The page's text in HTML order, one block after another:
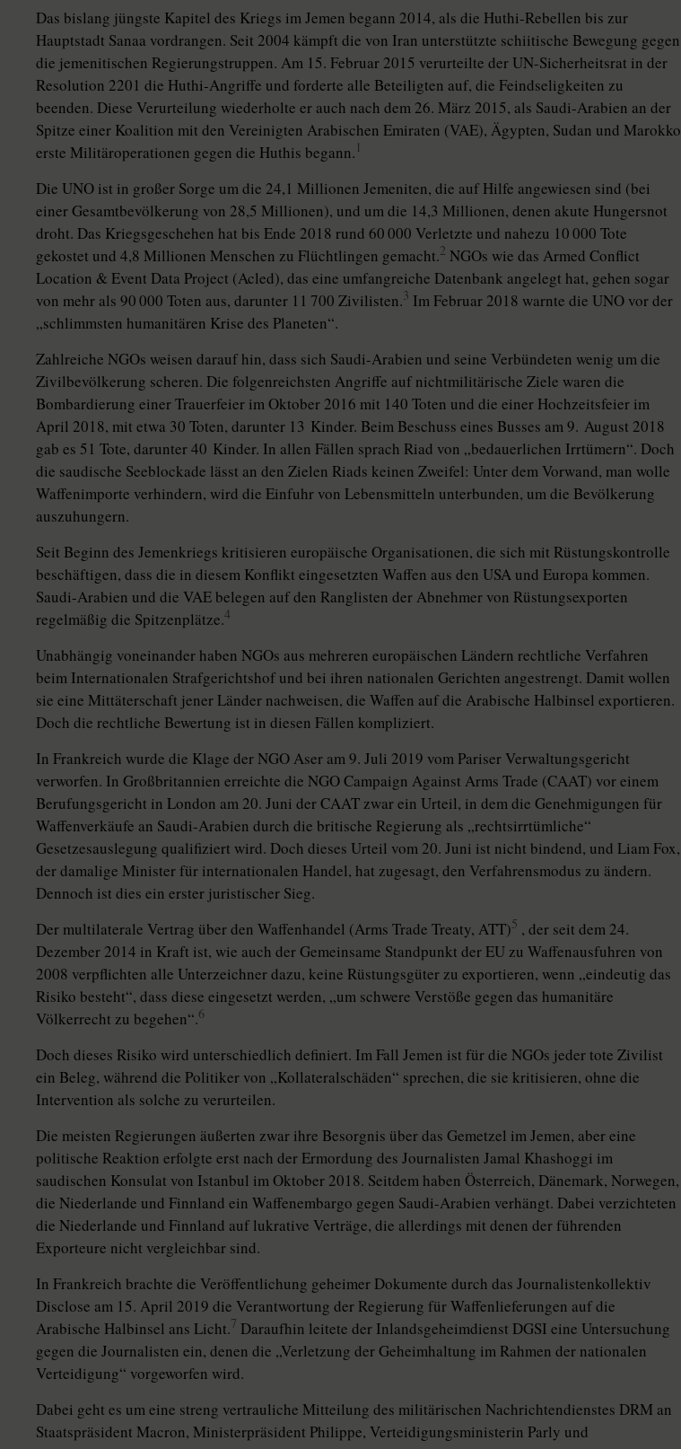
Das bislang jüngste Kapitel des Kriegs im Jemen begann 2014, als die Huthi-Rebellen bis zur
Hauptstadt Sanaa vordrangen. Seit 2004 kämpft die von Iran unterstützte schiitische Bewegung gegen
die jemenitischen Regierungstruppen. Am 15. Februar 2015 verurteilte der UN-Sicherheitsrat in der
Resolution 2201 die Huthi-Angriffe und forderte alle Beteiligten auf, die Feindseligkeiten zu
beenden. Diese Verurteilung wiederholte er auch nach dem 26. März 2015, als Saudi-Arabien an der
Spitze einer Koalition mit den Vereinigten Arabischen Emiraten (VAE), Ägypten, Sudan und Marokko
erste Militäroperationen gegen die Huthis begann. 1
Die UNO ist in großer Sorge um die 24,1 Millionen Jemeniten, die auf Hilfe angewiesen sind (bei
einer Gesamtbevölkerung von 28,5 Millionen), und um die 14,3 Millionen, denen akute Hungersnot
droht. Das Kriegsgeschehen hat bis Ende 2018 rund 60 000 Verletzte und nahezu 10 000 Tote
gekostet und 4,8 Millionen Menschen zu Flüchtlingen gemacht.2 NGOs wie das Armed Conflict
Location & Event Data Project (Acled), das eine umfangreiche Datenbank angelegt hat, gehen sogar
von mehr als 90 000 Toten aus, darunter 11 700 Zivilisten.3 Im Februar 2018 warnte die UNO vor der
„schlimmsten humanitären Krise des Planeten“.
Zahlreiche NGOs weisen darauf hin, dass sich Saudi-Arabien und seine Verbündeten wenig um die
Zivilbevölkerung scheren. Die folgenreichsten Angriffe auf nichtmilitärische Ziele waren die
Bombardierung einer Trauerfeier im Oktober 2016 mit 140 Toten und die einer Hochzeitsfeier im
April 2018, mit etwa 30 Toten, darunter 13 Kinder. Beim Beschuss eines Busses am 9. August 2018
gab es 51 Tote, darunter 40 Kin­der. In allen Fällen sprach Riad von „bedauerlichen Irrtümern“. Doch
die saudische Seeblockade lässt an den Zielen Riads keinen Zweifel: Unter dem Vorwand, man wolle
Waffenimporte verhindern, wird die Einfuhr von Lebensmitteln unterbunden, um die Bevölkerung
auszuhungern.
Seit Beginn des Jemenkriegs kritisieren europäische Organisationen, die sich mit Rüstungskontrolle
beschäftigen, dass die in diesem Konflikt eingesetzten Waffen aus den USA und Europa kommen.
Saudi-Arabien und die VAE belegen auf den Ranglisten der Abnehmer von Rüstungsexporten
regelmäßig die Spitzenplätze.4
Unabhängig voneinander haben NGOs aus mehreren europäischen Ländern rechtliche Verfahren
beim Internationalen Strafgerichtshof und bei ihren nationalen Gerichten angestrengt. Damit wollen
sie eine Mittäterschaft jener Länder nachweisen, die Waffen auf die Arabische Halbinsel exportieren.
Doch die rechtliche Bewertung ist in diesen Fällen kompliziert.
In Frankreich wurde die Klage der NGO Aser am 9. Juli 2019 vom Pariser Verwaltungsgericht
verworfen. In Großbritannien erreichte die NGO Campaign Against Arms Trade (CAAT) vor einem
Berufungsgericht in London am 20. Juni der CAAT zwar ein Urteil, in dem die Genehmigungen für
Waffenverkäufe an Saudi-Arabien durch die britische Regierung als „rechtsirrtümliche“
Gesetzesauslegung qualifiziert wird. Doch dieses Urteil vom 20. Juni ist nicht bindend, und Liam Fox,
der damalige Minister für internationalen Handel, hat zugesagt, den Verfahrensmodus zu ändern.
Dennoch ist dies ein erster juristischer Sieg.
Der multilaterale Vertrag über den Waffenhandel (Arms Trade Treaty, ATT)5 , der seit dem 24.
Dezember 2014 in Kraft ist, wie auch der Gemeinsame Standpunkt der EU zu Waffenausfuhren von
2008 verpflichten alle Unterzeichner dazu, keine Rüstungsgüter zu exportieren, wenn „eindeutig das
Risiko besteht“, dass diese eingesetzt werden, „um schwere Verstöße gegen das humanitäre
Völkerrecht zu begehen“.6
Doch dieses Risiko wird unterschiedlich definiert. Im Fall Jemen ist für die NGOs jeder tote Zivilist
ein Beleg, während die Politiker von „Kollateralschäden“ sprechen, die sie kritisieren, ohne die
Intervention als solche zu verurteilen.
Die meisten Regierungen äußerten zwar ihre Besorgnis über das Gemetzel im Jemen, aber eine
politische Reak­tion erfolgte erst nach der Ermordung des Journalisten Jamal Khashoggi im
saudischen Konsulat von Istanbul im Oktober 2018. Seitdem haben Österreich, Dänemark, Norwegen,
die Niederlande und Finnland ein Waffenembargo gegen Saudi-Arabien verhängt. Dabei verzichteten
die Niederlande und Finnland auf lukrative Verträge, die allerdings mit denen der führenden
Exporteure nicht vergleichbar sind.
In Frankreich brachte die Veröffentlichung geheimer Dokumente durch das Journalistenkollektiv
Disclose am 15. April 2019 die Verantwortung der Regierung für Waffenlieferungen auf die
Arabische Halbinsel ans Licht.7 Daraufhin leitete der Inlandsgeheimdienst DGSI eine Untersuchung
gegen die Journalisten ein, denen die „Verletzung der Geheimhaltung im Rahmen der nationalen
Verteidigung“ vorgeworfen wird.
Dabei geht es um eine streng vertrauliche Mitteilung des militärischen Nachrichtendienstes DRM an
Staatspräsident Macron, Ministerpräsident Philippe, Verteidigungsministerin Parly und